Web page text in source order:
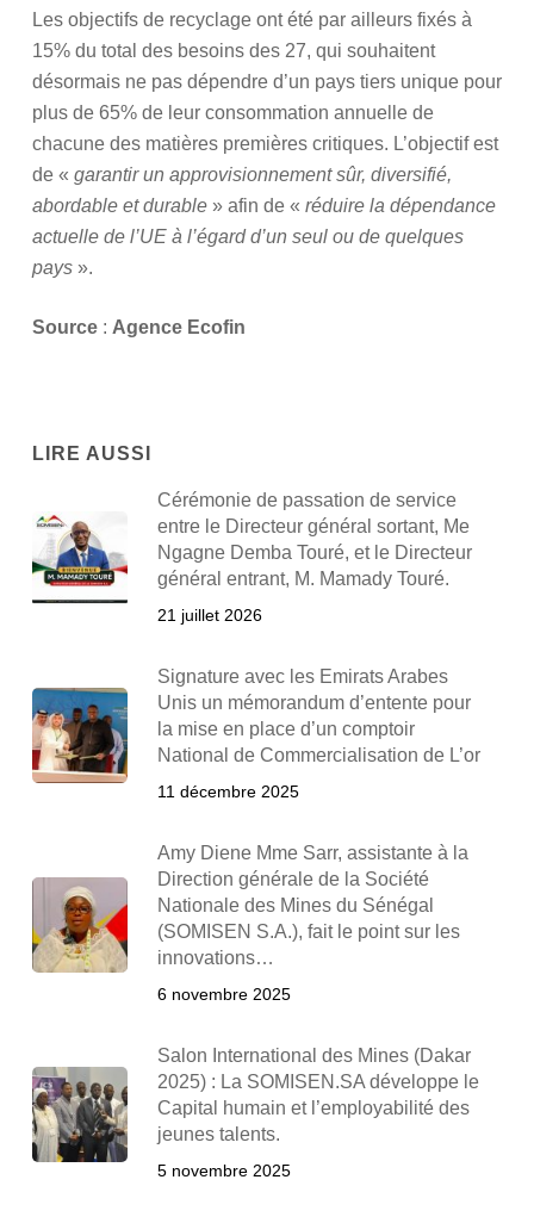
Les objectifs de recyclage ont été par ailleurs fixés à
15% du total des besoins des 27, qui souhaitent
désormais ne pas dépendre d’un pays tiers unique pour
plus de 65% de leur consommation annuelle de
chacune des matières premières critiques. L’objectif est
de « garantir un approvisionnement sûr, diversifié,
abordable et durable» afin de « réduire la dépendance
actuelle de l’UE à l’égard d’un seul ou de quelques
pays».
Source: Agence Ecofin
LIRE AUSSI
Cérémonie de passation de service
entre le Directeur général sortant, Me
Ngagne Demba Touré, et le Directeur
général entrant, M. Mamady Touré.
21 juillet 2026
Signature avec les Emirats Arabes
Unis un mémorandum d’entente pour
la mise en place d’un comptoir
National de Commercialisation de L’or
11 décembre 2025
Amy Diene Mme Sarr, assistante à la
Direction générale de la Société
Nationale des Mines du Sénégal
(SOMISEN S.A.), fait le point sur les
innovations…
6 novembre 2025
Salon International des Mines (Dakar
2025) : La SOMISEN.SA développe le
Capital humain et l’employabilité des
jeunes talents.
5 novembre 2025